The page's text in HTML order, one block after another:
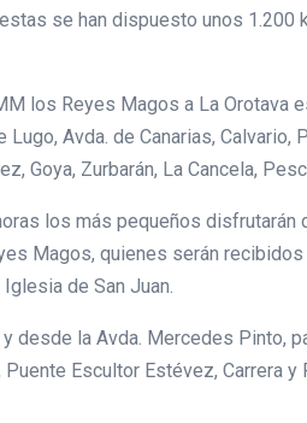
se han dispuesto unos
los Reyes Magos a La Orotava
Avda. de Canarias, Calvario,
Goya, Zurbarán, La Cancela,
los más pequeños disfrutarán
Magos, quienes serán
de San Juan.
desde la Avda. Mercedes Pinto,
Puente Escultor Estévez, Carrera